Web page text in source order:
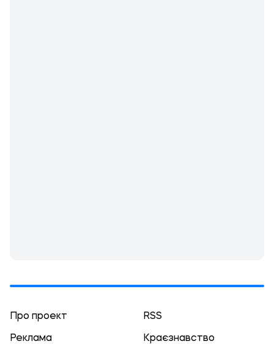
Про проект RSS
Реклама Краєзнавство